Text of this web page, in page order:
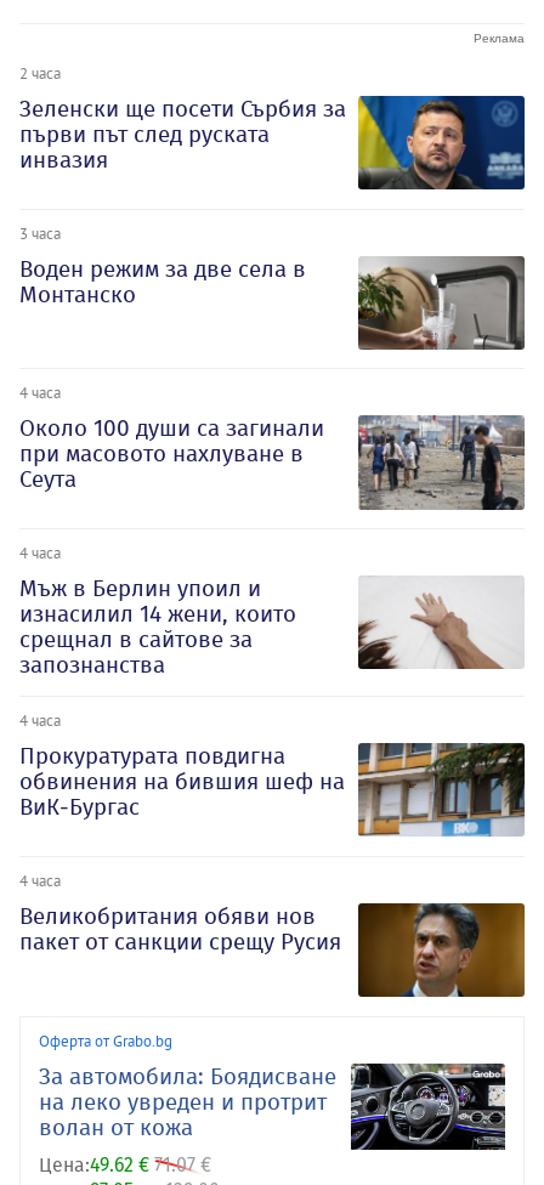
2 часа
Зеленски ще посети Сърбия за
първи път след руската
инвазия
3 часа
Воден режим за две села в
Монтанско
4 часа
Около 100 души са загинали
при масовото нахлуване в
Сеута
4 часа
Мъж в Берлин упоил и
изнасилил 14 жени, които
срещнал в сайтове за
запознанства
4 часа
Прокуратурата повдигна
обвинения на бившия шеф на
ВиК-Бургас
4 часа
Великобритания обяви нов
пакет от санкции срещу Русия
Оферта от Grabo.bg
За автомобила: Боядисване
на леко увреден и протрит
волан от кожа
Цена:49.62 € 71.07 €